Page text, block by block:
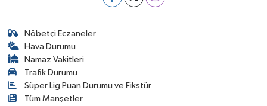
Nöbetçi Eczaneler
Hava Durumu
Namaz Vakitleri
Trafik Durumu
Süper Lig Puan Durumu ve Fikstür
Tüm Manşetler